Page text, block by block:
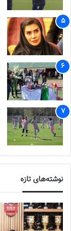
نوشته‌های تازه